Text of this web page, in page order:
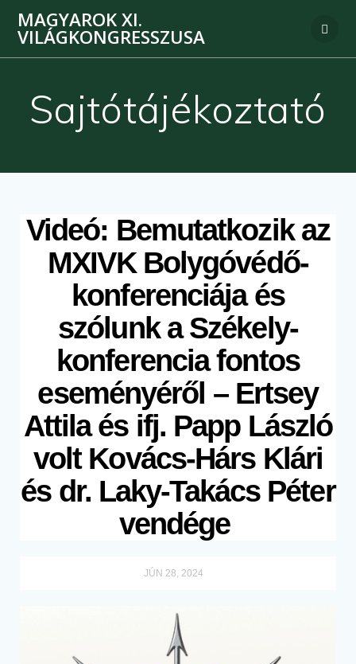
MAGYAROK XI.
VILÁGKONGRESSZUSA
Sajtótájékoztató
Videó: Bemutatkozik az
MXIVK Bolygóvédő-
konferenciája és
szólunk a Székely-
konferencia fontos
eseményéről – Ertsey
Attila és ifj. Papp László
volt Kovács-Hárs Klári
és dr. Laky-Takács Péter
vendége
JÚN 28, 2024